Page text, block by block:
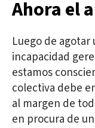
Ahora el
Luego de
incapacidad
estamos
colectiva debe
al margen de
en procura de